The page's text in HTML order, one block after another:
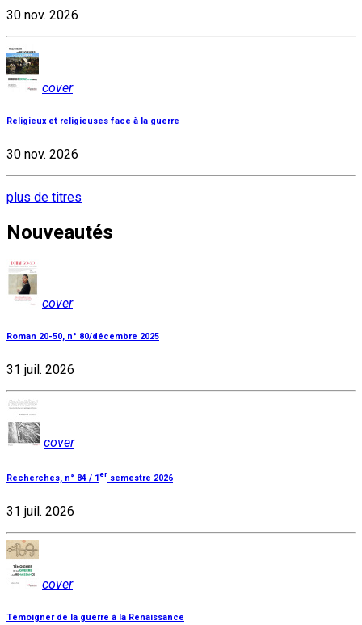
30 nov. 2026
cover
Religieux et religieuses face à la guerre
30 nov. 2026
plus de titres
Nouveautés
cover
Roman 20-50, n° 80/décembre 2025
31 juil. 2026
cover
Recherches, n° 84 / 1er semestre 2026
31 juil. 2026
cover
Témoigner de la guerre à la Renaissance